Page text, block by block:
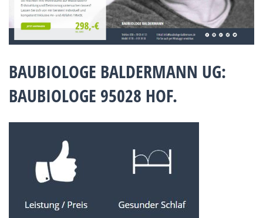
BAUBIOLOGE BALDERMANN UG:
BAUBIOLOGE 95028 HOF.